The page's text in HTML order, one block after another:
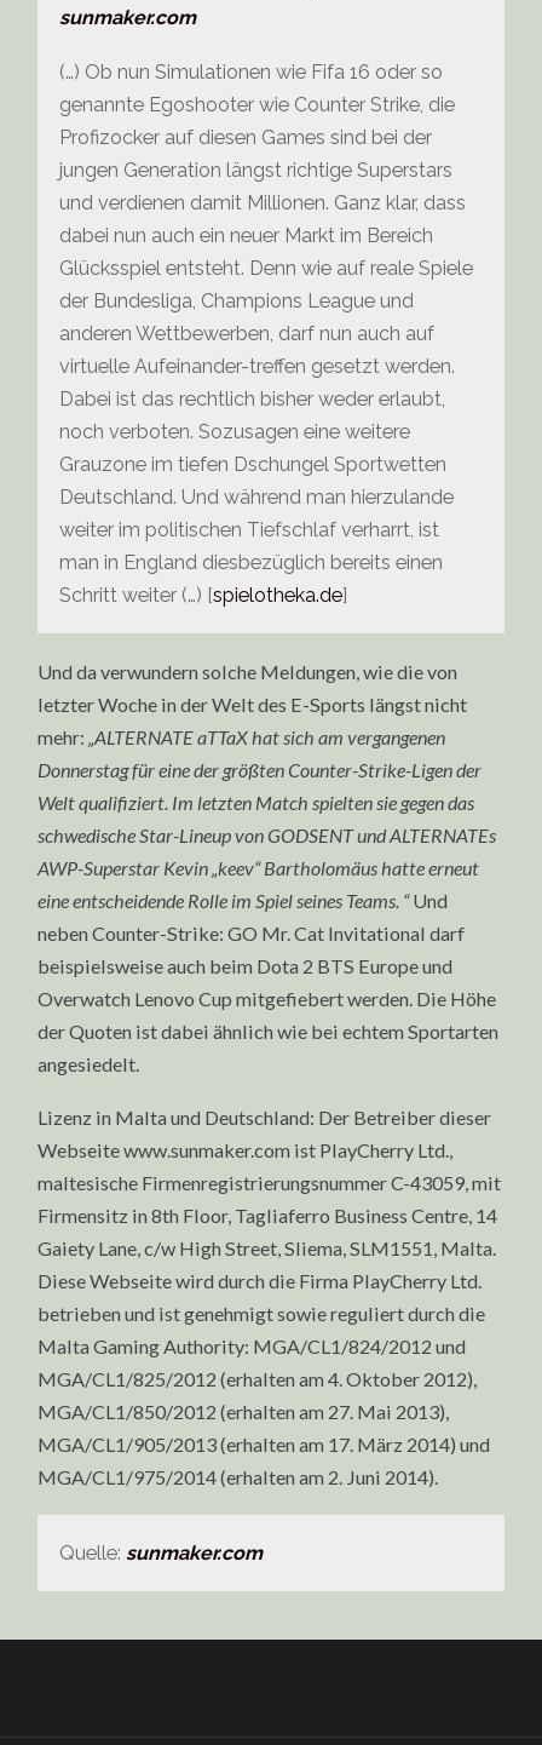
sunmaker.com
(…) Ob nun Simulationen wie Fifa 16 oder so
genannte Egoshooter wie Counter Strike, die
Profizocker auf diesen Games sind bei der
jungen Generation längst richtige Superstars
und verdienen damit Millionen. Ganz klar, dass
dabei nun auch ein neuer Markt im Bereich
Glücksspiel entsteht. Denn wie auf reale Spiele
der Bundesliga, Champions League und
anderen Wettbewerben, darf nun auch auf
virtuelle Aufeinander-treffen gesetzt werden.
Dabei ist das rechtlich bisher weder erlaubt,
noch verboten. Sozusagen eine weitere
Grauzone im tiefen Dschungel Sportwetten
Deutschland. Und während man hierzulande
weiter im politischen Tiefschlaf verharrt, ist
man in England diesbezüglich bereits einen
Schritt weiter (…) [spielotheka.de]
Und da verwundern solche Meldungen, wie die von
letzter Woche in der Welt des E-Sports längst nicht
mehr: „ALTERNATE aTTaX hat sich am vergangenen
Donnerstag für eine der größten Counter-Strike-Ligen der
Welt qualifiziert. Im letzten Match spielten sie gegen das
schwedische Star-Lineup von GODSENT und ALTERNATEs
AWP-Superstar Kevin „keev“ Bartholomäus hatte erneut
eine entscheidende Rolle im Spiel seines Teams. “Und
neben Counter-Strike: GO Mr. Cat Invitational darf
beispielsweise auch beim Dota 2 BTS Europe und
Overwatch Lenovo Cup mitgefiebert werden. Die Höhe
der Quoten ist dabei ähnlich wie bei echtem Sportarten
angesiedelt.
Lizenz in Malta und Deutschland: Der Betreiber dieser
Webseite www.sunmaker.com ist PlayCherry Ltd.,
maltesische Firmenregistrierungsnummer C-43059, mit
Firmensitz in 8th Floor, Tagliaferro Business Centre, 14
Gaiety Lane, c/w High Street, Sliema, SLM1551, Malta.
Diese Webseite wird durch die Firma PlayCherry Ltd.
betrieben und ist genehmigt sowie reguliert durch die
Malta Gaming Authority: MGA/CL1/824/2012 und
MGA/CL1/825/2012 (erhalten am 4. Oktober 2012),
MGA/CL1/850/2012 (erhalten am 27. Mai 2013),
MGA/CL1/905/2013 (erhalten am 17. März 2014) und
MGA/CL1/975/2014 (erhalten am 2. Juni 2014).
Quelle:sunmaker.com